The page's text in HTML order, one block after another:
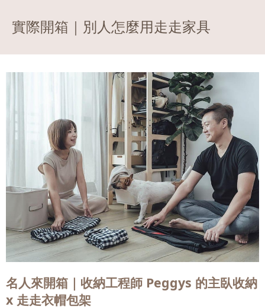
結帳
會員登入
實際開箱｜別人怎麼用走走家具
名人來開箱｜收納工程師 Peggys 的主臥收納
x 走走衣帽包架